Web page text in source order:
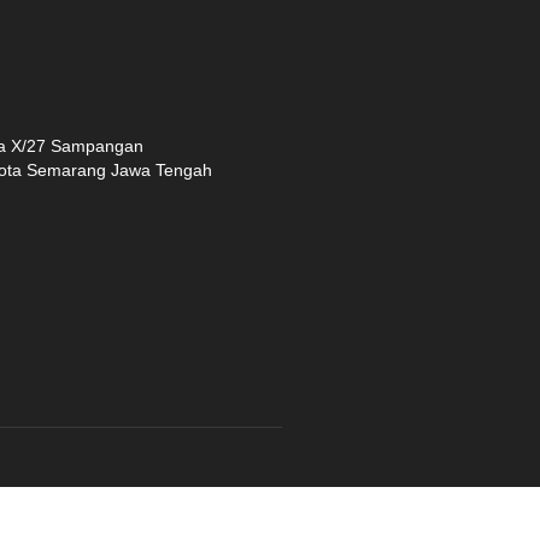
X/27 Sampangan
Semarang Jawa Tengah